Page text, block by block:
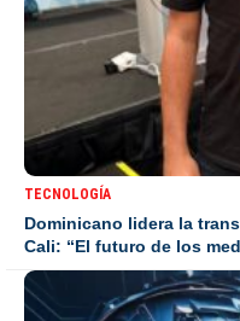
TECNOLOGÍA
Dominicano lidera la
Cali: “El futuro de los